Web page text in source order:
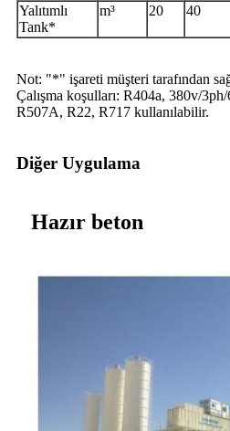
Yalıtımlı
Tank*
m³ 20 40
Not: "*" işareti müşteri tarafından
Çalışma koşulları: R404a, 380v/
R507A, R22, R717 kullanılabilir.
Diğer Uygulama
Hazır beton